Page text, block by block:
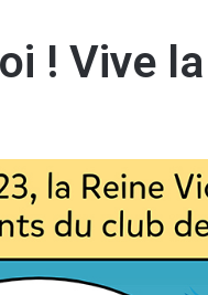
! Vive